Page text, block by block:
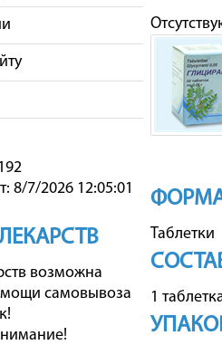
8/7/2026 12:05:01
возможна
самовывоза
Таблетки
1